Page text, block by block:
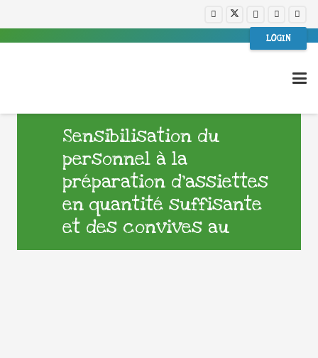
LOGIN
Sensibilisation du
personnel à la
préparation d’assiettes
en quantité suffisante
et des convives au